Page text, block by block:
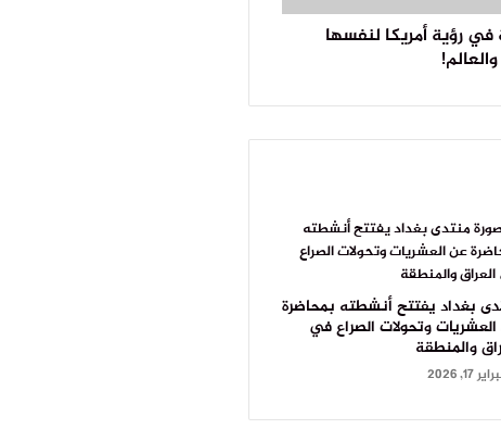
رؤية أمريكا لنفسها
والعالم!
بغداد يفتتح أنشطته بمحاضرة
وتحولات الصراع في
والمنطقة
17, 2026